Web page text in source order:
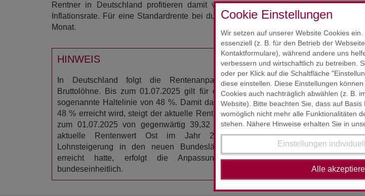
Cookie Einstellungen
Wir setzen auf unserer Website Cookies
essenziell (z. B. für den Betrieb der
Kontaktformulare), während andere uns
verbessern und wirtschaftlich zu betreiben.
oder per Klick auf die Schaltfläche
diese einstellen. Diese Einstellungen
Cookies auch nachträglich abwählen (z. B.
Website). Bitte beachten Sie, dass auf Basis
womöglich nicht mehr alle Funktionalitäten
stehen. Nähere Hinweise erhalten Sie in
Einstellungen
Alle
Rentner in Deutschland profitieren damit von den gutenTarifabschlüssendes
Inflationsrate. Für eine Standardrente bei durchschnittlichem Verdienst und 45
Monat.
HINWEIS
In Deutschland folgt die Rentenanpassung der Entwicklung der
Bruttolöhne. Bis zum 01.07.2025 gilt für das Rentenniveau zudem eine
sogenannte Haltelinie von 48 %. Damit das Mindestsicherungsniveau von
48 % erreicht wird, steigt der aktuelle Rentenwert ebenfalls: Er erhöht sich
zum 01.07.2025 von gegenwärtig 39,32 € auf 40,79 €. Nachdem der
aktuelle Rentenwert Ost im Jahr 2023 aufgrund der höheren
Lohnsteigerung in den neuen Bundesländern bereits den West-Wert
erreicht hatte, erfolgt die Anpassung der Renten seit 2024
bundeseinheitlich.